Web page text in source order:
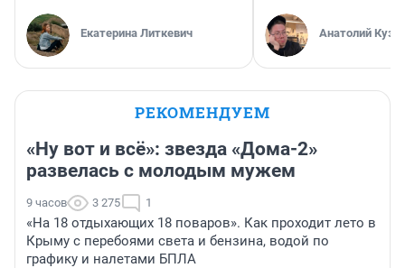
Екатерина Литкевич Анатолий
РЕКОМЕНДУЕМ
«Ну вот и всё»: звезда «Дома-2»
развелась с молодым мужем
9 часов 3 275 1
«На 18 отдыхающих 18 поваров». Как проходит лето в
Крыму с перебоями света и бензина, водой по
графику и налетами БПЛА